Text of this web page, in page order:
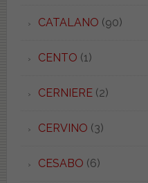
CATALANO (90)
CENTO (1)
CERNIERE(2)
CERVINO (3)
CESABO (6)